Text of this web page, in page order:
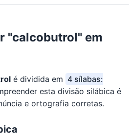
"calcobutrol" em
é dividida em 4 sílabas:
esta divisão silábica é
e ortografia corretas.